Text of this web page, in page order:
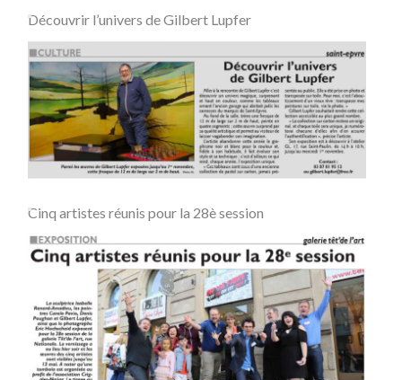
Découvrir l’univers de Gilbert Lupfer
Cinq artistes réunis pour la 28è session